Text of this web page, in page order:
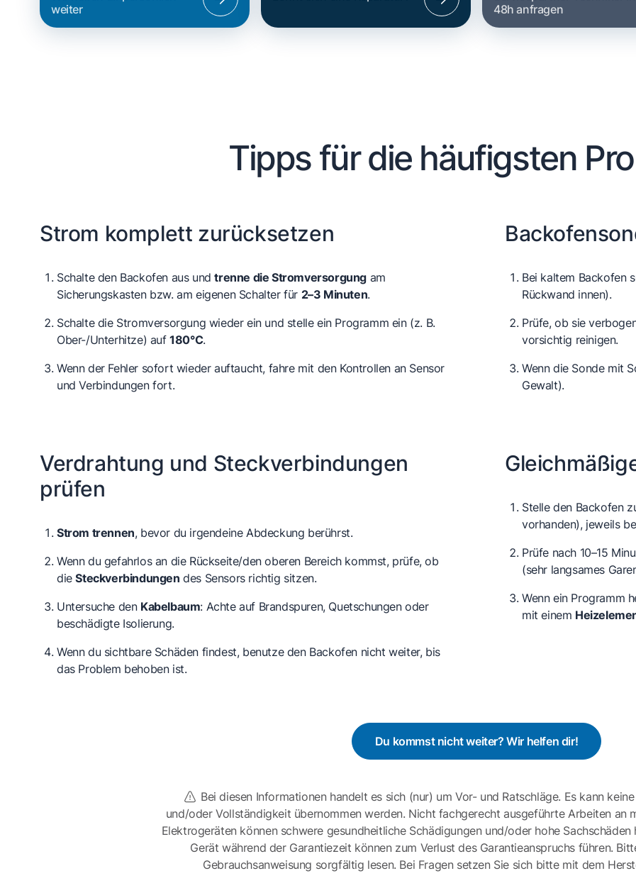
weiter
48h anfragen
Tipps für die häufigsten
Strom komplett zurücksetzen
Schalte den Backofen aus undtrenne die Stromversorgung am
Sicherungskasten bzw. am eigenen Schalter für 2–3 Minuten.
Schalte die Stromversorgung wieder ein und stelle ein Programm ein (z. B.
Ober-/Unterhitze) auf180°C.
Wenn der Fehler sofort wieder auftaucht, fahre mit den Kontrollen an Sensor
und Verbindungen fort.
Bei kaltem Backofen
Rückwand innen).
Prüfe, ob sie
vorsichtig reinigen.
Wenn die Sonde mit
Gewalt).
Verdrahtung und Steckverbindungen
prüfen
Strom trennen, bevor du irgendeine Abdeckung berührst.
Wenn du gefahrlos an die Rückseite/den oberen Bereich kommst, prüfe, ob
dieSteckverbindungen des Sensors richtig sitzen.
Untersuche den Kabelbaum: Achte auf Brandspuren, Quetschungen oder
beschädigte Isolierung.
Wenn du sichtbare Schäden findest, benutze den Backofen nicht weiter, bis
das Problem behoben ist.
Stelle den Backofen
vorhanden), jeweils
Prüfe nach 10–15
(sehr langsames
Wenn ein Programm
mit einem
Du kommst nicht weiter? Wir helfen dir!
Bei diesen Informationen handelt es sich (nur) um Vor- und Ratschläge. Es kann
und/oder Vollständigkeit übernommen werden. Nicht fachgerecht ausgeführte Arbeiten an
Elektrogeräten können schwere gesundheitliche Schädigungen und/oder hohe
Gerät während der Garantiezeit können zum Verlust des Garantieanspruchs führen.
Gebrauchsanweisung sorgfältig lesen. Bei Fragen setzen Sie sich bitte mit dem